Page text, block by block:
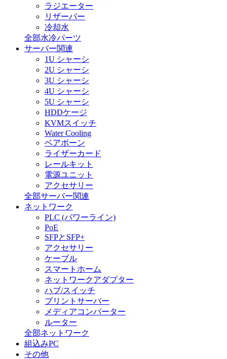
ラジエーター
リザーバー
冷却水
全部水冷パーツ
サーバー関連
1U シャーシ
2U シャーシ
3U シャーシ
4U シャーシ
5U シャーシ
HDDケージ
KVMスイッチ
Water Cooling
ベアボーン
ライザーカード
レールキット
電源ユニット
アクセサリー
全部サーバー関連
ネットワーク
PLC (パワーライン)
PoE
SFPとSFP+
アクセサリー
ケーブル
スマートホーム
ネットワークアダプター
ハブ/スイッチ
プリントサーバー
メディアコンバーター
ルーター
全部ネットワーク
組込みPC
その他